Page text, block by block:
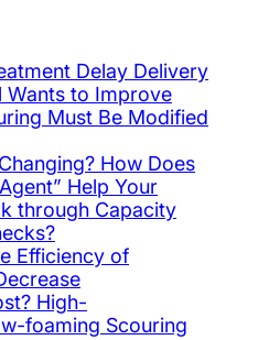
Delay Delivery
Wants to Improve
Must Be Modified
How Does
Help Your
through Capacity
Efficiency of
High-
foaming Scouring